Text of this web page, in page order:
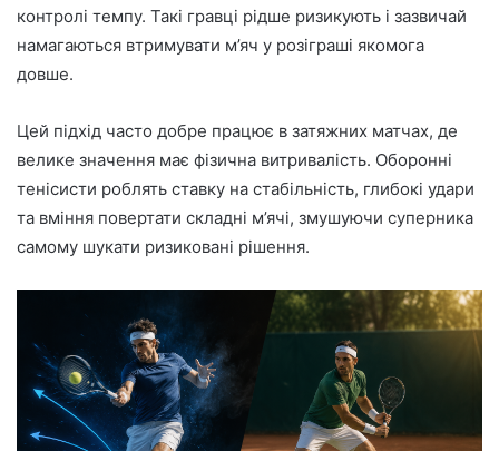
контролі темпу. Такі гравці рідше ризикують і зазвичай
намагаються втримувати м’яч у розіграші якомога
довше.
Цей підхід часто добре працює в затяжних матчах, де
велике значення має фізична витривалість. Оборонні
тенісисти роблять ставку на стабільність, глибокі удари
та вміння повертати складні м’ячі, змушуючи суперника
самому шукати ризиковані рішення.